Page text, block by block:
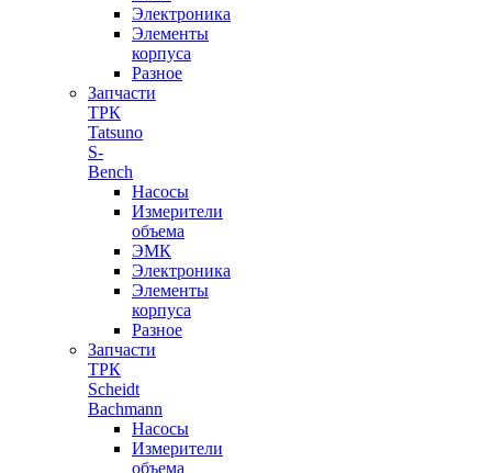
Электроника
Элементы
корпуса
Разное
Запчасти
ТРК
Tatsuno
S-
Bench
Насосы
Измерители
объема
ЭМК
Электроника
Элементы
корпуса
Разное
Запчасти
ТРК
Scheidt
Bachmann
Насосы
Измерители
объема